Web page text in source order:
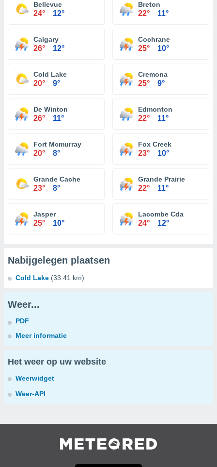
Bellevue
24° 12°
Breton
22° 11°
Calgary
26° 12°
Cochrane
25° 10°
Cold Lake
20° 9°
Cremona
25° 9°
De Winton
26° 11°
Edmonton
22° 11°
Fort Mcmurray
20° 8°
Fox Creek
23° 10°
Grande Cache
23° 8°
Grande Prairie
22° 11°
Jasper
25° 10°
Lacombe Cda
24° 12°
Nabijgelegen plaatsen
Cold Lake (33.41 km)
Weer...
PDF
Meer informatie
Het weer op uw website
Weerwidget
Weer-API